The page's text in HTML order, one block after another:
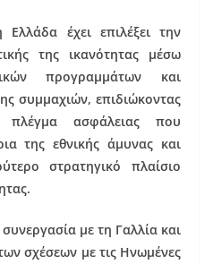
Ελλάδα έχει επιλέξει την
της ικανότητας μέσω
προγραμμάτων και
συμμαχιών, επιδιώκοντας
ασφάλειας που
της εθνικής άμυνας και
στρατηγικό πλαίσιο
με τη Γαλλία και
σχέσεων με τις Ηνωμένες